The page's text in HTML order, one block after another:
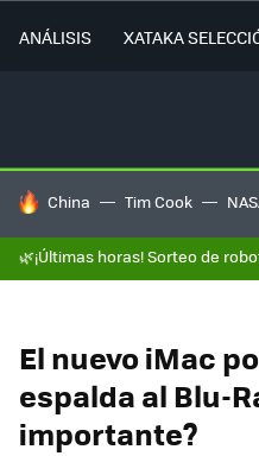
ANÁLISIS XATAKA
HOY SE HABLA DE
China Tim Cook
🌿¡Últimas horas! Sorteo de
El nuevo iMac
espalda al Blu-
importante?